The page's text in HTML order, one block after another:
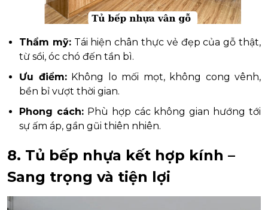
Thẩm mỹ:Tái hiện chân thực vẻ đẹp của gỗ thật,
từ sồi, óc chó đến tần bì.
Ưu điểm:Không lo mối mọt, không cong vênh,
bền bỉ vượt thời gian.
Phong cách:Phù hợp các không gian hướng tới
sự ấm áp, gần gũi thiên nhiên.
8. Tủ bếp nhựa kết hợp kính –
Sang trọng và tiện lợi